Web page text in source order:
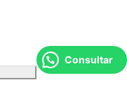
Consultar